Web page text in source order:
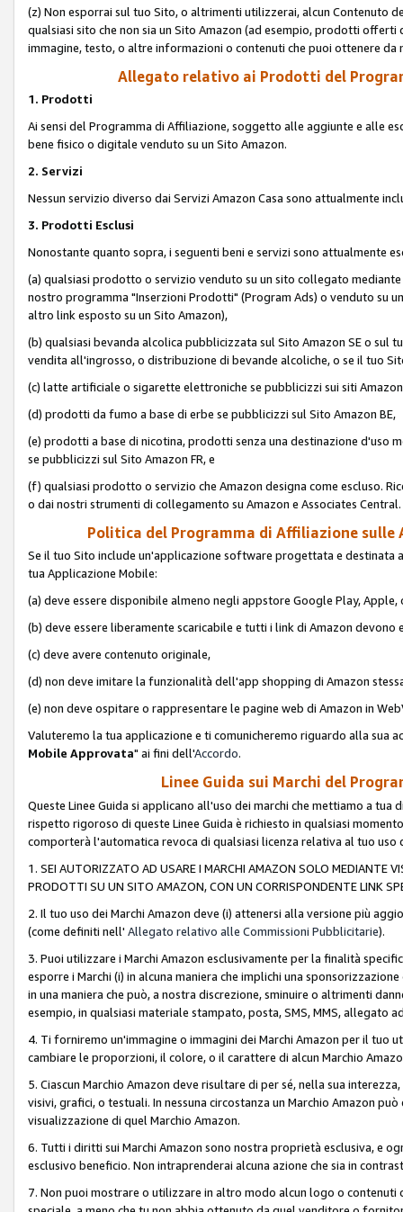
(z) Non esporrai sul tuo Sito, o altrimenti utilizzerai, alcun Contenuto
qualsiasi sito che non sia un Sito Amazon (ad esempio, prodotti
immagine, testo, o altre informazioni o contenuti che puoi ottenere da
Allegato relativo ai Prodotti del
1. Prodotti
Ai sensi del Programma di Affiliazione, soggetto alle aggiunte e alle
bene fisico o digitale venduto su un Sito Amazon.
2. Servizi
Nessun servizio diverso dai Servizi Amazon Casa sono attualmente
3. Prodotti Esclusi
Nonostante quanto sopra, i seguenti beni e servizi sono attualmente
(a) qualsiasi prodotto o servizio venduto su un sito collegato
nostro programma "Inserzioni Prodotti" (Program Ads) o venduto su
altro link esposto su un Sito Amazon),
(b) qualsiasi bevanda alcolica pubblicizzata sul Sito Amazon SE o sul
vendita all'ingrosso, o distribuzione di bevande alcoliche, o se il tuo
(c) latte artificiale o sigarette elettroniche se pubblicizzi sui siti Amazon
(d) prodotti da fumo a base di erbe se pubblicizzi sul Sito Amazon BE,
(e) prodotti a base di nicotina, prodotti senza una destinazione d'uso
se pubblicizzi sul Sito Amazon FR, e
(f) qualsiasi prodotto o servizio che Amazon designa come escluso.
o dai nostri strumenti di collegamento su Amazon e Associates Central.
Politica del Programma di Affiliazione
Se il tuo Sito include un'applicazione software progettata e
tua Applicazione Mobile:
(a) deve essere disponibile almeno negli appstore Google Play, Apple,
(b) deve essere liberamente scaricabile e tutti i link di Amazon devono
(c) deve avere contenuto originale,
(d) non deve imitare la funzionalità dell'app shopping di Amazon
(e) non deve ospitare o rappresentare le pagine web di Amazon in
Valuteremo la tua applicazione e ti comunicheremo riguardo alla sua
Mobile Approvata" ai fini dell'Accordo.
Linee Guida sui Marchi del
Queste Linee Guida si applicano all'uso dei marchi che mettiamo a
rispetto rigoroso di queste Linee Guida è richiesto in qualsiasi
comporterà l'automatica revoca di qualsiasi licenza relativa al tuo uso
1. SEI AUTORIZZATO AD USARE I MARCHI AMAZON SOLO MEDIANTE
PRODOTTI SU UN SITO AMAZON, CON UN CORRISPONDENTE LINK
2. Il tuo uso dei Marchi Amazon deve (i) attenersi alla versione più
(come definiti nell' Allegato relativo alle Commissioni Pubblicitarie).
3. Puoi utilizzare i Marchi Amazon esclusivamente per la finalità
esporre i Marchi (i) in alcuna maniera che implichi una
in una maniera che può, a nostra discrezione, sminuire o altrimenti
esempio, in qualsiasi materiale stampato, posta, SMS, MMS,
4. Ti forniremo un'immagine o immagini dei Marchi Amazon per il tuo
cambiare le proporzioni, il colore, o il carattere di alcun Marchio
5. Ciascun Marchio Amazon deve risultare di per sé, nella sua
visivi, grafici, o testuali. In nessuna circostanza un Marchio Amazon
visualizzazione di quel Marchio Amazon.
6. Tutti i diritti sui Marchi Amazon sono nostra proprietà esclusiva, e
esclusivo beneficio. Non intraprenderai alcuna azione che sia in
7. Non puoi mostrare o utilizzare in altro modo alcun logo o